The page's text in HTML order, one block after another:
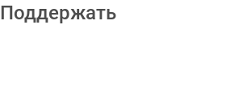
Поддержать